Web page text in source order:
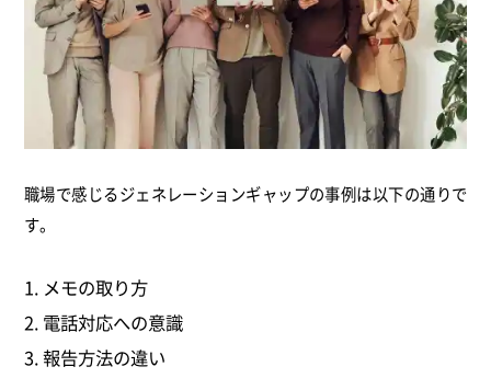
職場で感じるジェネレーションギャップの事例は以下の通りで
す。
メモの取り方
電話対応への意識
報告方法の違い